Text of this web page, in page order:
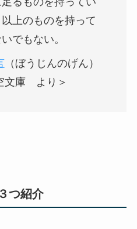
上のものを持って
でもない。
（ぼうじんのげん）
文庫 より＞
つ紹介